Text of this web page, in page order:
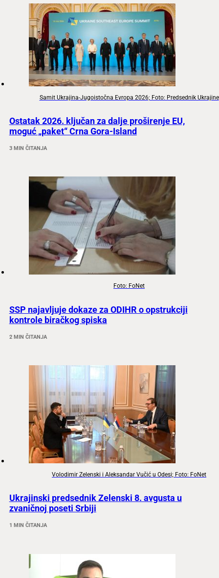
Samit Ukrajina-Jugoistočna Evropa 2026; Foto: Predsednik Ukrajine
Ostatak 2026. ključan za dalje proširenje EU,
moguć „paket“ Crna Gora-Island
3 MIN ČITANJA
Foto: FoNet
SSP najavljuje dokaze za ODIHR o opstrukciji
kontrole biračkog spiska
2 MIN ČITANJA
Volodimir Zelenski i Aleksandar Vučić u Odesi; Foto: FoNet
Ukrajinski predsednik Zelenski 8. avgusta u
zvaničnoj poseti Srbiji
1 MIN ČITANJA